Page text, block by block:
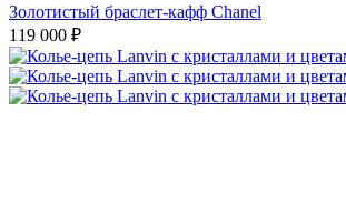
Золотистый браслет-кафф Chanel
119 000 ₽